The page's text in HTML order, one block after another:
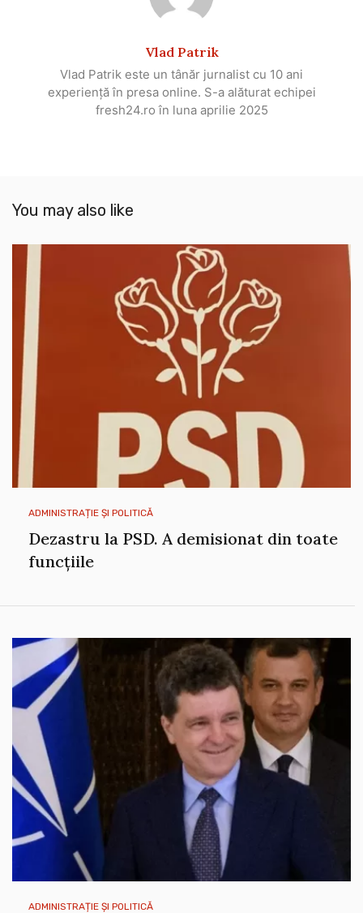
Vlad Patrik
Vlad Patrik este un tânăr jurnalist cu 10 ani
experiență în presa online. S-a alăturat echipei
fresh24.ro în luna aprilie 2025
You may also like
ADMINISTRAȚIE ȘI POLITICĂ
Dezastru la PSD. A demisionat din toate
funcțiile
ADMINISTRAȚIE ȘI POLITICĂ